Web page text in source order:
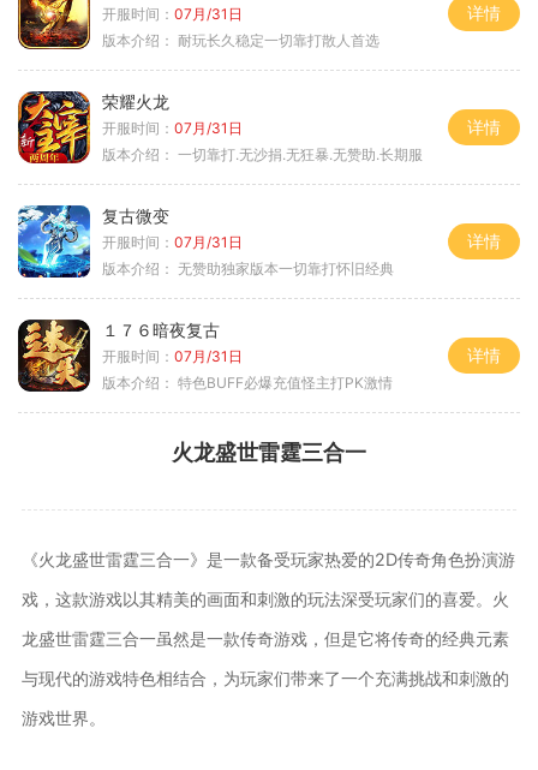
开服时间： 07月/31日
版本介绍： 耐玩长久稳定一切靠打散人首选
详情
荣耀火龙
开服时间： 07月/31日
版本介绍： 一切靠打.无沙捐.无狂暴.无赞助.长期服
详情
复古微变
开服时间： 07月/31日
版本介绍： 无赞助独家版本一切靠打怀旧经典
详情
１７６暗夜复古
开服时间： 07月/31日
版本介绍： 特色BUFF必爆充值怪主打PK激情
详情
火龙盛世雷霆三合一
《火龙盛世雷霆三合一》是一款备受玩家热爱的2D传奇角色扮演游
戏，这款游戏以其精美的画面和刺激的玩法深受玩家们的喜爱。火
龙盛世雷霆三合一虽然是一款传奇游戏，但是它将传奇的经典元素
与现代的游戏特色相结合，为玩家们带来了一个充满挑战和刺激的
游戏世界。